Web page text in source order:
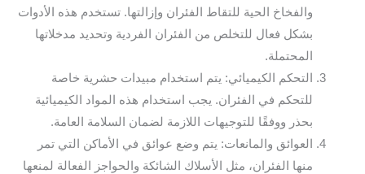
والفخاخ الحية للتقاط الفئران وإزالتها. تستخدم هذه الأدوات
بشكل فعال للتخلص من الفئران الفردية وتحديد مدخلاتها
المحتملة.
التحكم الكيميائي: يتم استخدام مبيدات حشرية خاصة
للتحكم في الفئران. يجب استخدام هذه المواد الكيميائية
بحذر ووفقًا للتوجيهات اللازمة لضمان السلامة العامة.
العوائق والمانعات: يتم وضع عوائق في الأماكن التي تمر
منها الفئران، مثل الأسلاك الشائكة والحواجز الفعالة لمنعها